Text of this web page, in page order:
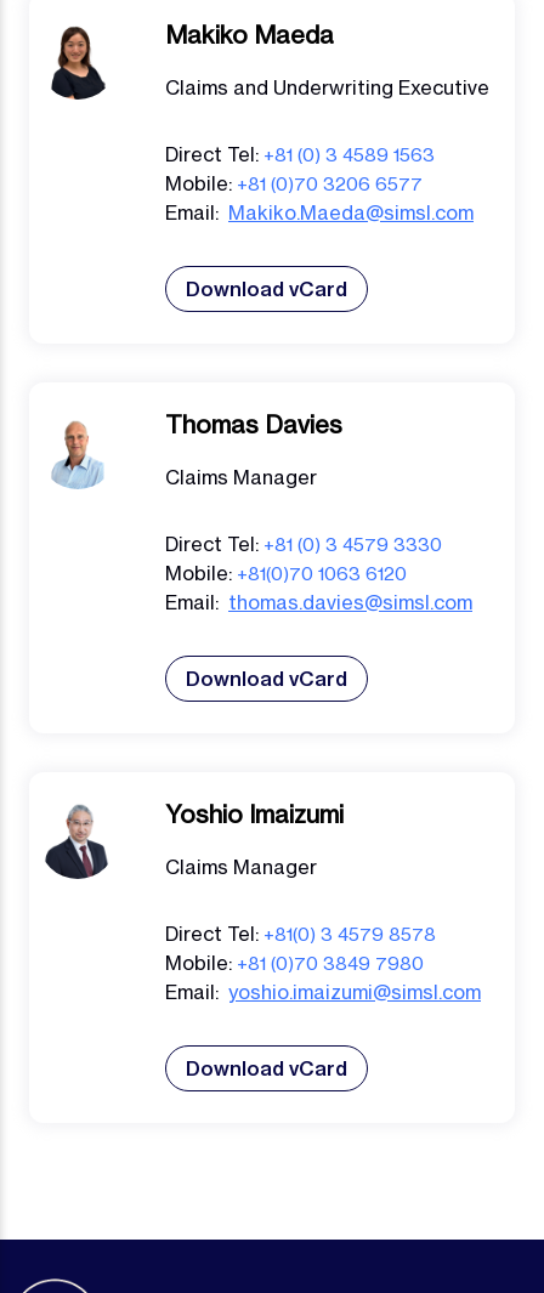
Makiko Maeda
Claims and Underwriting Executive
Direct Tel: +81 (0) 3 4589 1563
Mobile: +81 (0)70 3206 6577
Email: Makiko.Maeda@simsl.com
Download vCard
Thomas Davies
Claims Manager
Direct Tel: +81 (0) 3 4579 3330
Mobile: +81(0)70 1063 6120
Email: thomas.davies@simsl.com
Download vCard
Yoshio Imaizumi
Claims Manager
Direct Tel: +81(0) 3 4579 8578
Mobile: +81 (0)70 3849 7980
Email: yoshio.imaizumi@simsl.com
Download vCard